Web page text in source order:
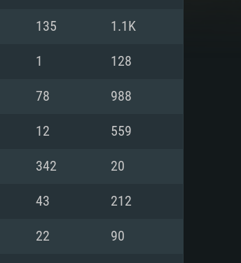
Linux
bit)
5 3600 이상
은 지원하지 않습니
135 1.1K
1 128
78 988
12 559
342 20
43 212
22 90